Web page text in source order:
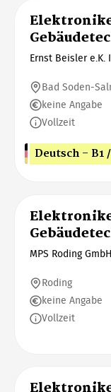
Ernst Beisler e.K.
Bad Soden-
keine Angabe
Vollzeit
Deutsch - B1
MPS Roding GmbH
Roding
keine Angabe
Vollzeit